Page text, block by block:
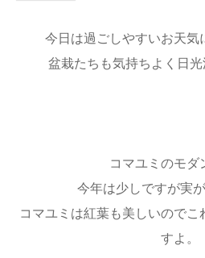
今日は過ごしやすいお天気
盆栽たちも気持ちよく日
コマユミのモダ
今年は少しですが実
コマユミは紅葉も美しいのでこ
すよ。